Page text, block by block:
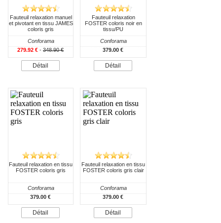
Fauteuil relaxation manuel
et pivotant en tissu JAMES
coloris gris
Conforama
279.92 € - 348.90 €
Détail
Fauteuil relaxation
FOSTER coloris noir en
tissu/PU
Conforama
379.00 €
Détail
Fauteuil relaxation en tissu
FOSTER coloris gris
Conforama
379.00 €
Détail
Fauteuil relaxation en tissu
FOSTER coloris gris clair
Conforama
379.00 €
Détail